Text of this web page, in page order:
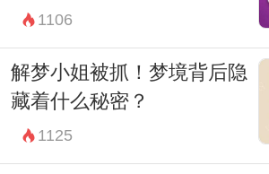
的梦境，它可能预示着好运
需要克服困难。在现实生活
对生活，同时也可以多倾听内
许会找到更多的启示。
总的来说，梦境是一个神秘
1106
解梦小姐被抓！梦境背后隐
藏着什么秘密？
1125